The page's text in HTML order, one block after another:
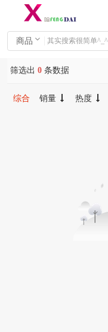
商品
筛选出 0 条数据
综合 销量 热度